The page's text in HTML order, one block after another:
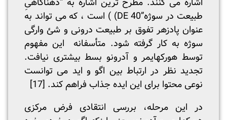
اشاره می کنند. مطرح ترین اشاره به “ذهن­آگاهیِ
طبیعت در سوژه”DE 40) ) است ، که می تواند به
عنوان پادزهر تفوق بر طبیعت درونی و شئ وارگی
سوژه به کار گرفته شود. متأسفانه این مفهوم
توسط هورکهایمر و آدرونو بسط بیشتری نیافت.
تجدید نظر در ارتباط بین اگو و اید می توانست
نوعی محتوا برای این ایده جذاب فراهم کند. [17]
در این مرحله، بررسی انتقادی فرض مرکزی